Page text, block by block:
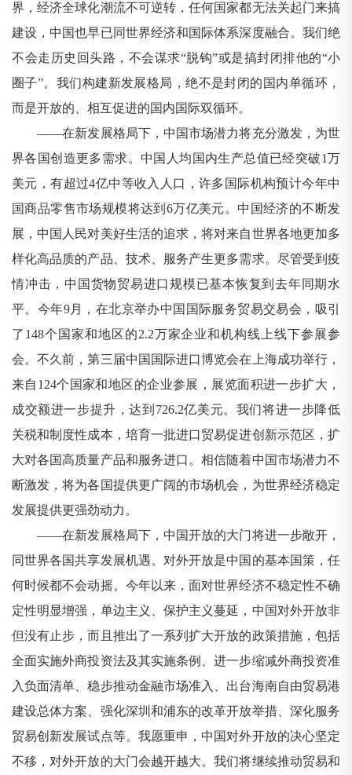
界，经济全球化潮流不可逆转，任何国家都无法关起门来搞
建设，中国也早已同世界经济和国际体系深度融合。我们绝
不会走历史回头路，不会谋求“脱钩”或是搞封闭排他的“小
圈子”。我们构建新发展格局，绝不是封闭的国内单循环，
而是开放的、相互促进的国内国际双循环。
——在新发展格局下，中国市场潜力将充分激发，为世
界各国创造更多需求。中国人均国内生产总值已经突破1万
美元，有超过4亿中等收入人口，许多国际机构预计今年中
国商品零售市场规模将达到6万亿美元。中国经济的不断发
展，中国人民对美好生活的追求，将对来自世界各地更加多
样化高品质的产品、技术、服务产生更多需求。尽管受到疫
情冲击，中国货物贸易进口规模已基本恢复到去年同期水
平。今年9月，在北京举办中国国际服务贸易交易会，吸引
了148个国家和地区的2.2万家企业和机构线上线下参展参
会。不久前，第三届中国国际进口博览会在上海成功举行，
来自124个国家和地区的企业参展，展览面积进一步扩大，
成交额进一步提升，达到726.2亿美元。我们将进一步降低
关税和制度性成本，培育一批进口贸易促进创新示范区，扩
大对各国高质量产品和服务进口。相信随着中国市场潜力不
断激发，将为各国提供更广阔的市场机会，为世界经济稳定
发展提供更强劲动力。
——在新发展格局下，中国开放的大门将进一步敞开，
同世界各国共享发展机遇。对外开放是中国的基本国策，任
何时候都不会动摇。今年以来，面对世界经济不稳定性不确
定性明显增强，单边主义、保护主义蔓延，中国对外开放非
但没有止步，而且推出了一系列扩大开放的政策措施，包括
全面实施外商投资法及其实施条例、进一步缩减外商投资准
入负面清单、稳步推动金融市场准入、出台海南自由贸易港
建设总体方案、强化深圳和浦东的改革开放举措、深化服务
贸易创新发展试点等。我愿重申，中国对外开放的决心坚定
不移，对外开放的大门会越开越大。我们将继续推动贸易和